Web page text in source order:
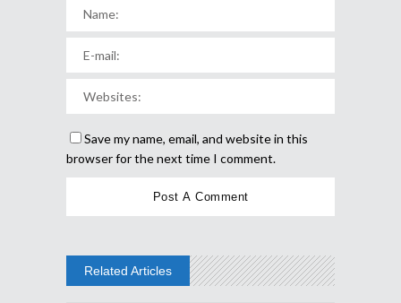
Save my name, email, and website in this
browser for the next time I comment.
Related Articles